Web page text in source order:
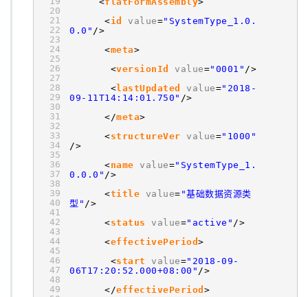
20
21
22
23
24
25
26
27
28
29
30
31
32
33
34
35
36
37
38
39
40
41
42
43
44
45
46
47
48
49
<id value="SystemType_1.0.
0.0" />
<meta>
<versionId value="0001" />
<lastUpdated value="2018-
09-11T14:14:01.750" />
</meta>
<structureVer value="1000"
/>
<name value="SystemType_1.
0.0.0" />
<title value= "基础数据资源类
型" />
<status value="active" />
<effectivePeriod >
<start value="2018-09-
06T17:20:52.000+08:00" />
</effectivePeriod >